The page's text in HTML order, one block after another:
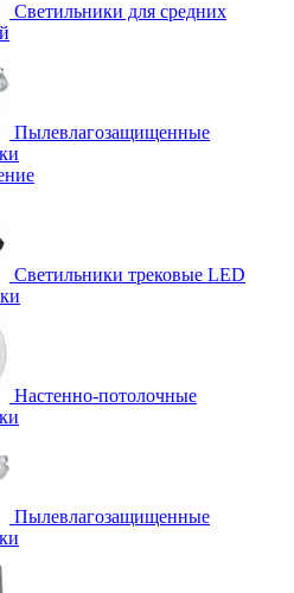
Светильники для средних
Пылевлагозащищенные
Светильники трековые LED
Настенно-потолочные
Пылевлагозащищенные